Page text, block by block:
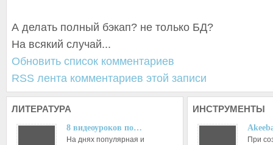
А делать полный бэкап? не только БД?
На всякий случай...
Обновить список комментариев
RSS лента комментариев этой записи
ЛИТЕРАТУРА
8 видеоуроков по…
На днях популярная и
ИНСТРУМЕНТЫ
При